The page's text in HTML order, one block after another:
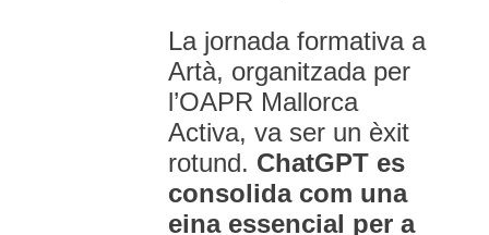
La jornada formativa a
Artà, organitzada per
l’OAPR Mallorca
Activa, va ser un èxit
rotund. ChatGPT es
consolida com una
eina essencial per a